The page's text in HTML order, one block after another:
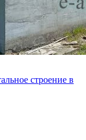
строение в